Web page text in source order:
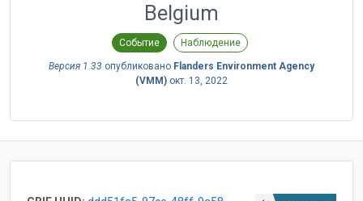
Belgium
Событие Наблюдение
Версия 1.33 опубликовано Flanders Environment Agency
(VMM) окт. 13, 2022